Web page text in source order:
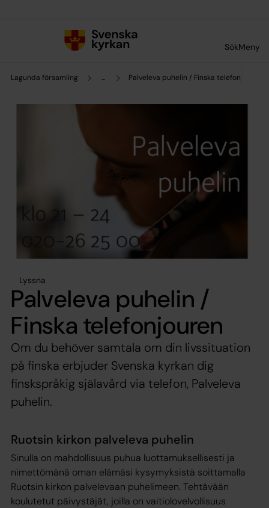
SökMeny
Lagunda församling ... Palveleva puhelin / Finska telefonjouren
Lyssna
Palveleva puhelin /
Finska telefonjouren
Om du behöver samtala om din livssituation
på finska erbjuder Svenska kyrkan dig
finskspråkig själavård via telefon, Palveleva
puhelin.
Ruotsin kirkon palveleva puhelin
Sinulla on mahdollisuus puhua luottamuksellisesti ja
nimettömänä oman elämäsi kysymyksistä soittamalla
Ruotsin kirkon palvelevaan puhelimeen. Tehtävään
koulutetut päivystäjät, joilla on vaitiolovelvollisuus